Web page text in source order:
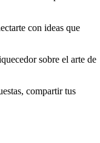
con ideas que
sobre el arte de
compartir tus